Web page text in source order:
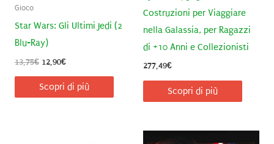
Gioco
Star Wars: Gli Ultimi Jedi (2
Blu-Ray)
13,75€ Il
originale
12,90€Il
attuale
Scopri di più
Costruzioni per Viaggiare
nella Galassia, per Ragazzi
di +10 Anni e Collezionisti
277,49€
Scopri di più